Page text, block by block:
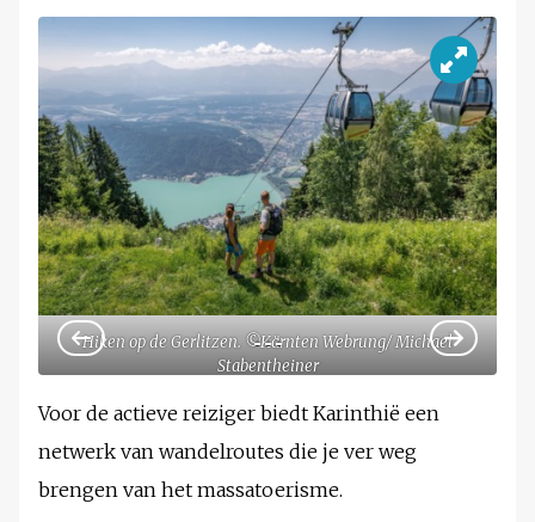
Hiken op de Gerlitzen. ©Kärnten Webrung/ Michael
Stabentheiner
Voor de actieve reiziger biedt Karinthië een
netwerk van wandelroutes die je ver weg
brengen van het massatoerisme.